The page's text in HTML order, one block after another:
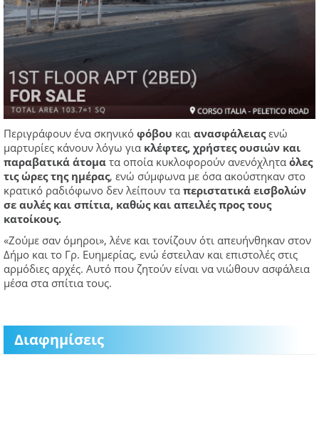
Περιγράφουν ένα σκηνικό φόβου και ανασφάλειαςενώ
μαρτυρίες κάνουν λόγω για κλέφτες, χρήστες ουσιών και
παραβατικά άτομα τα οποία κυκλοφορούν ανενόχλητα όλες
τις ώρες της ημέρας, ενώ σύμφωνα με όσα ακούστηκαν στο
κρατικό ραδιόφωνο δεν λείπουν τα περιστατικά εισβολών
σε αυλές και σπίτια, καθώς και απειλές προς τους
κατοίκους.
«Ζούμε σαν όμηροι», λένε και τονίζουν ότι απευήνθηκαν στον
Δήμο και το Γρ. Ευημερίας, ενώ έστειλαν και επιστολές στις
αρμόδιες αρχές. Αυτό που ζητούν είναι να νιώθουν ασφάλεια
μέσα στα σπίτια τους.
Διαφημίσεις